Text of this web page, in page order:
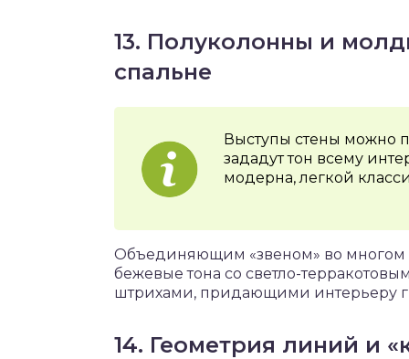
13. Полуколонны и
спальне
Выступы стены можно
зададут тон всему
модерна, легкой
Объединяющим «звеном» во многом
бежевые тона со светло-
штрихами, придающими интерьеру
14. Геометрия линий и